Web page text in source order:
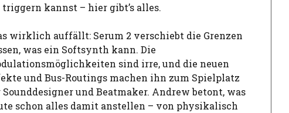
kannst – hier gibt’s alles.
wirklich auffällt: Serum 2 verschiebt die Grenzen
was ein Softsynth kann. Die
sind irre, und die neuen
und Bus-Routings machen ihn zum Spielplatz
Sounddesigner und Beatmaker. Andrew betont, was
schon alles damit anstellen – von physikalisch